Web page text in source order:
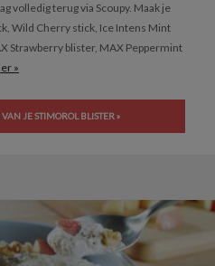
volledig terug via Scoupy. Maak je
Wild Cherry stick, Ice Intens Mint
Strawberry blister, MAX Peppermint
»
JE STIMOROL BLISTER »